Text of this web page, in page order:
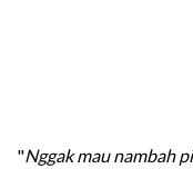
"Nggak mau nambah